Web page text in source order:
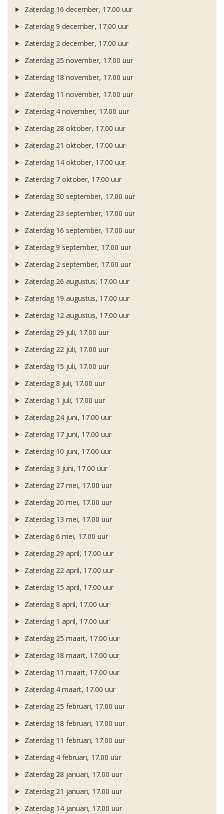
Zaterdag 16 december, 17.00 uur
Zaterdag 9 december, 17.00 uur
Zaterdag 2 december, 17.00 uur
Zaterdag 25 november, 17.00 uur
Zaterdag 18 november, 17.00 uur
Zaterdag 11 november, 17.00 uur
Zaterdag 4 november, 17.00 uur
Zaterdag 28 oktober, 17.00 uur
Zaterdag 21 oktober, 17.00 uur
Zaterdag 14 oktober, 17.00 uur
Zaterdag 7 oktober, 17.00 uur
Zaterdag 30 september, 17.00 uur
Zaterdag 23 september, 17.00 uur
Zaterdag 16 september, 17.00 uur
Zaterdag 9 september, 17.00 uur
Zaterdag 2 september, 17.00 uur
Zaterdag 26 augustus, 17.00 uur
Zaterdag 19 augustus, 17.00 uur
Zaterdag 12 augustus, 17.00 uur
Zaterdag 29 juli, 17.00 uur
Zaterdag 22 juli, 17.00 uur
Zaterdag 15 juli, 17.00 uur
Zaterdag 8 juli, 17.00 uur
Zaterdag 1 juli, 17.00 uur
Zaterdag 24 juni, 17.00 uur
Zaterdag 17 juni, 17.00 uur
Zaterdag 10 juni, 17.00 uur
Zaterdag 3 juni, 17.00 uur
Zaterdag 27 mei, 17.00 uur
Zaterdag 20 mei, 17.00 uur
Zaterdag 13 mei, 17.00 uur
Zaterdag 6 mei, 17.00 uur
Zaterdag 29 april, 17.00 uur
Zaterdag 22 april, 17.00 uur
Zaterdag 15 april, 17.00 uur
Zaterdag 8 april, 17.00 uur
Zaterdag 1 april, 17.00 uur
Zaterdag 25 maart, 17.00 uur
Zaterdag 18 maart, 17.00 uur
Zaterdag 11 maart, 17.00 uur
Zaterdag 4 maart, 17.00 uur
Zaterdag 25 februari, 17.00 uur
Zaterdag 18 februari, 17.00 uur
Zaterdag 11 februari, 17.00 uur
Zaterdag 4 februari, 17.00 uur
Zaterdag 28 januari, 17.00 uur
Zaterdag 21 januari, 17.00 uur
Zaterdag 14 januari, 17.00 uur